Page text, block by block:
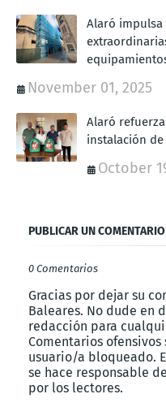
Alaró impulsa
November 01, 2025
Alaró
instalación
October
PUBLICAR UN COMENTARIO
0 Comentarios
Gracias por dejar su
Baleares. No dude en
redacción para
Comentarios
usuario/a bloqueado.
se hace responsable
por los lectores.